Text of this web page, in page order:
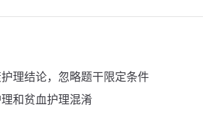
理结论，忽略题干限定条件
和贫血护理混淆